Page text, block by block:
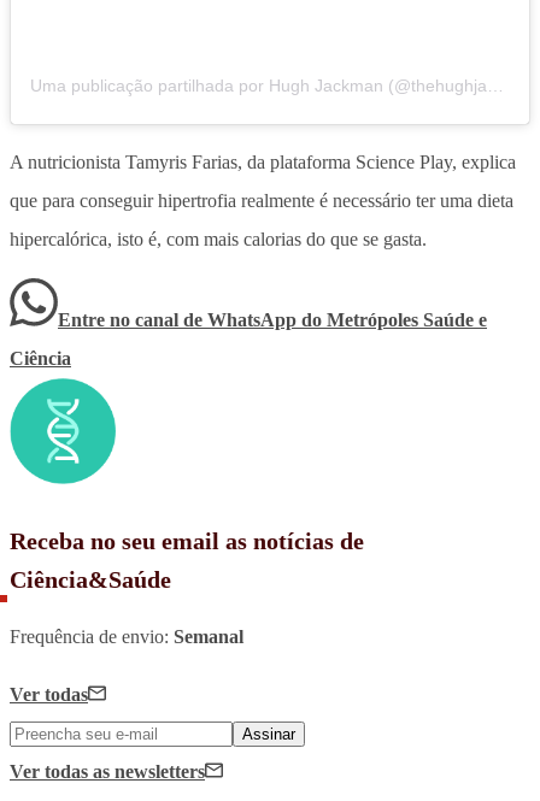
A nutricionista Tamyris Farias, da plataforma Science Play, explica
que para conseguir hipertrofia realmente é necessário ter uma dieta
hipercalórica, isto é, com mais calorias do que se gasta.
Entre no canal de WhatsApp do Metrópoles Saúde e
Ciência
Receba no seu email as notícias de
Ciência&Saúde
Frequência de envio: Semanal
Ver todas
Assinar
Ver todas as newsletters